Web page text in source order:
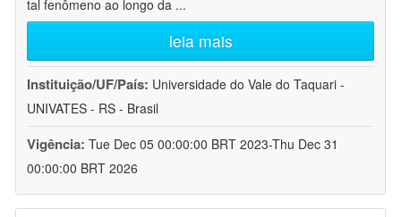
tal fenômeno ao longo da ...
leia mais
Instituição/UF/País: Universidade do Vale do Taquari -
UNIVATES - RS - Brasil
Vigência: Tue Dec 05 00:00:00 BRT 2023-Thu Dec 31
00:00:00 BRT 2026